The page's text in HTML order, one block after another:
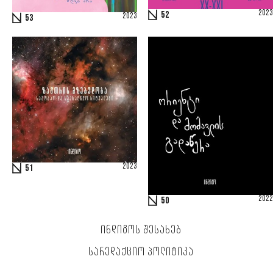
53 2023 52 2023
51 2023
50 2022
ᲘᲜᲓᲘᲒᲝᲡ ᲨᲔᲡᲐᲮᲔᲑ
ᲡᲐᲠᲔᲓᲐᲥᲪᲘᲝ ᲞᲝᲚᲘᲢᲘᲙᲐ